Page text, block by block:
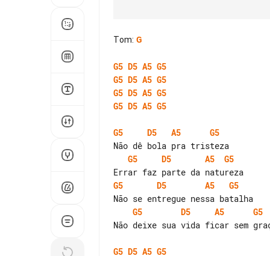
Tom: G
G5 D5 A5 G5
G5 D5 A5 G5
G5 D5 A5 G5
G5 D5 A5 G5
G5 D5 A5
G5
G5
D5 A5
G5
G5
D5 A5
G5
G5
D5 A5
G5
Não deixe sua vida ficar sem
G5 D5 A5 G5